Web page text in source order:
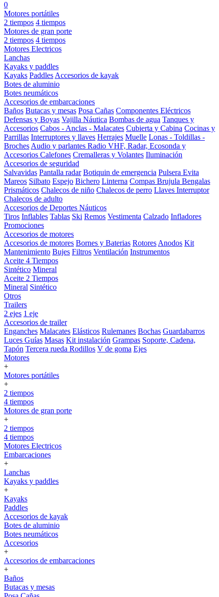
0
Motores portátiles
2 tiempos 4 tiempos
Motores de gran porte
2 tiempos 4 tiempos
Motores Electricos
Lanchas
Kayaks y paddles
Kayaks Paddles Accesorios de kayak
Botes de aluminio
Botes neumáticos
Accesorios de embarcaciones
Baños Butacas y mesas Posa Cañas Componentes Eléctricos
Defensas y Boyas Vajilla Náutica Bombas de agua Tanques y
Accesorios Cabos - Anclas - Malacates Cubierta y Cabina Cocinas y
Parrillas Interruptores y llaves Herrajes Muelle Lonas - Toldillas -
Broches Audio y parlantes Radio VHF, Radar, Ecosonda y
Accesorios Calefones Cremalleras y Volantes Iluminación
Accesorios de seguridad
Salvavidas Pantalla radar Botiquin de emergencia Pulsera Evita
Mareos Silbato Espejo Bichero Linterna Compas Brujula Bengalas
Prismáticos Chalecos de niño Chalecos de perro Llaves Interruptor
Chalecos de adulto
Accesorios de Deportes Náuticos
Tiros Inflables Tablas Ski Remos Vestimenta Calzado Infladores
Promociones
Accesorios de motores
Accesorios de motores Bornes y Baterias Rotores Anodos Kit
Mantenimiento Bujes Filtros Ventilación Instrumentos
Aceite 4 Tiempos
Sintético Mineral
Aceite 2 Tiempos
Mineral Sintético
Otros
Trailers
2 ejes 1 eje
Accesorios de trailer
Enganches Malacates Elásticos Rulemanes Bochas Guardabarros
Luces Guías Masas Kit instalación Grampas Soporte, Cadena,
Tapón Tercera rueda Rodillos V de goma Ejes
Motores
+
Motores portátiles
+
2 tiempos
4 tiempos
Motores de gran porte
+
2 tiempos
4 tiempos
Motores Electricos
Embarcaciones
+
Lanchas
Kayaks y paddles
+
Kayaks
Paddles
Accesorios de kayak
Botes de aluminio
Botes neumáticos
Accesorios
+
Accesorios de embarcaciones
+
Baños
Butacas y mesas